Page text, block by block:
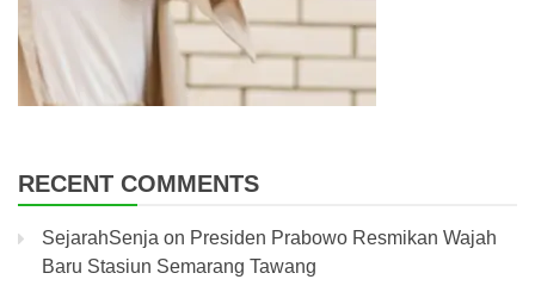
RECENT COMMENTS
SejarahSenja on Presiden Prabowo Resmikan Wajah
Baru Stasiun Semarang Tawang